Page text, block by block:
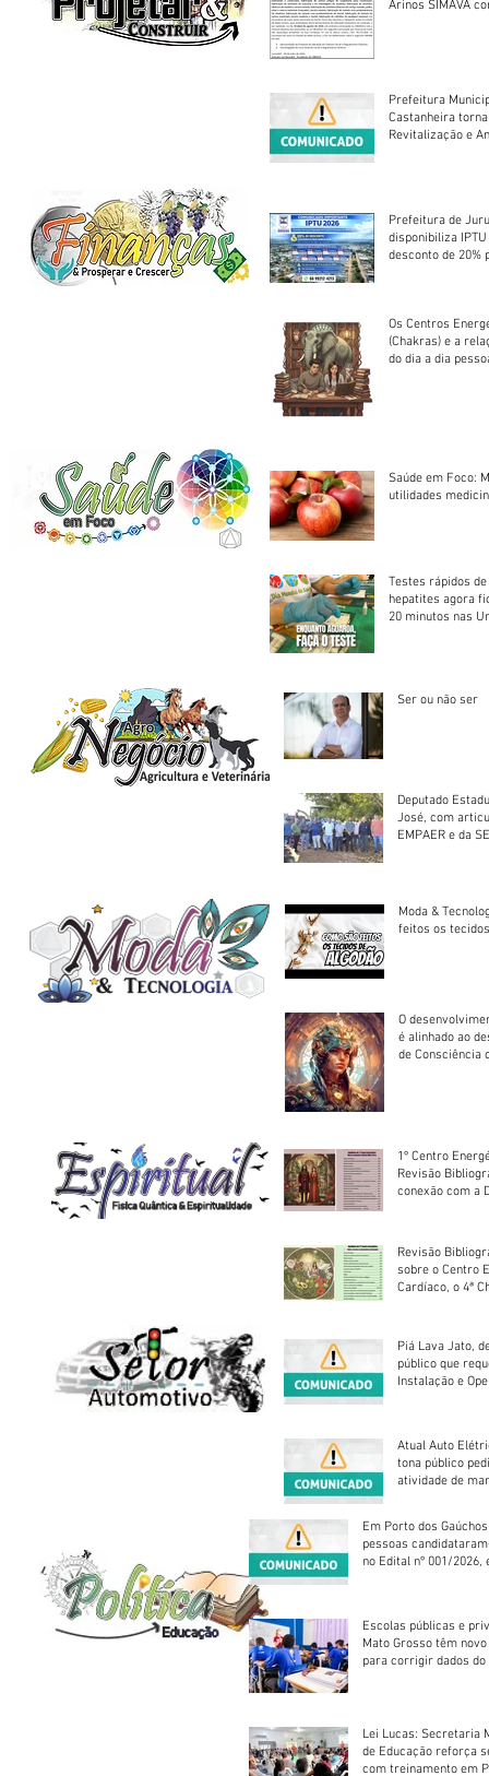
Arinos SIMAVA convoca à
Prefeitura
Castanheira
Revitalização e
Prefeitura de
disponibiliza
desconto de 20%
Os Centros
(Chakras) e a
do dia a dia
Saúde em Foco:
utilidades
Testes rápidos
hepatites agora
20 minutos nas
Ser ou não ser
Deputado
José, com
EMPAER e da
Moda &
feitos os
O
é alinhado ao
de Consciência
1º Centro
Revisão
conexão com a
Revisão
sobre o Centro
Cardíaco, o 4ª
Piá Lava Jato,
público que
Instalação e
Atual Auto
tona público
atividade de
Em Porto dos
pessoas
no Edital nº 001/2026,
Escolas públicas e
Mato Grosso têm
para corrigir dados do
Lei Lucas: Secretaria
de Educação reforça
com treinamento em